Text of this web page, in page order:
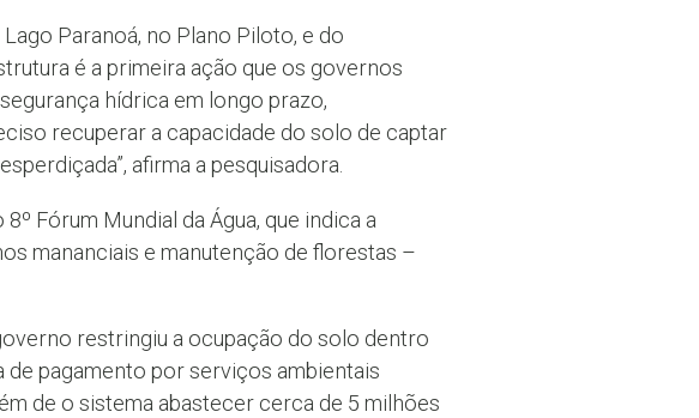
Paranoá, no Plano Piloto, e do
é a primeira ação que os governos
hídrica em longo prazo,
recuperar a capacidade do solo de captar
afirma a pesquisadora.
Fórum Mundial da Água, que indica a
mananciais e manutenção de florestas –
restringiu a ocupação do solo dentro
de pagamento por serviços ambientais
de o sistema abastecer cerca de 5 milhões